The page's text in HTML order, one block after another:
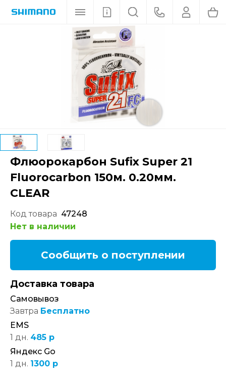
Флюорокарбон Sufix Super 21
Fluorocarbon 150м. 0.20мм.
CLEAR
Код товара 47248
Нет в наличии
Сообщить о поступлении
Доставка товара
Самовывоз
Завтра Бесплатно
EMS
1 дн. 485 р
Яндекс Go
1 дн. 1300 р